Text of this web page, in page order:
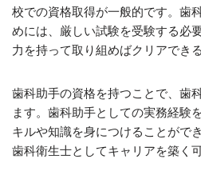
校での資格取得が一般的です。歯
めには、厳しい試験を受験する必
力を持って取り組めばクリアでき
歯科助手の資格を持つことで、歯
ます。歯科助手としての実務経験
キルや知識を身につけることがで
歯科衛生士としてキャリアを築く